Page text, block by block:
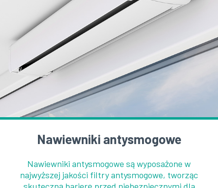
Nawiewniki antysmogowe
Nawiewniki antysmogowe są wyposażone w
najwyższej jakości filtry antysmogowe, tworząc